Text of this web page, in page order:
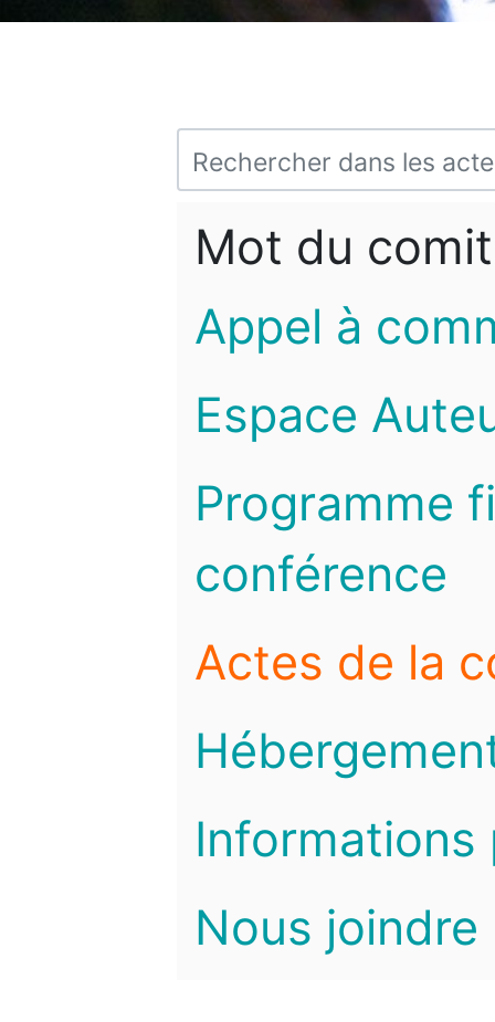
Mot du
Appel à
Espace
Programme
conférence
Actes de la
Informations
Nous joindre